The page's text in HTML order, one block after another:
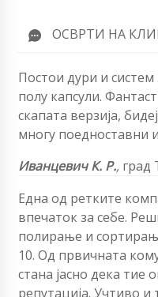
ОСВРТИ НА
Постои дури и
полу капсули.
скапата верзија,
многу поедноставни
Иванцевич К. Р., град
Една од ретките
впечаток за себе.
полирање и
10. Од првичната
стана јасно дека тие
репутација. Учтиво